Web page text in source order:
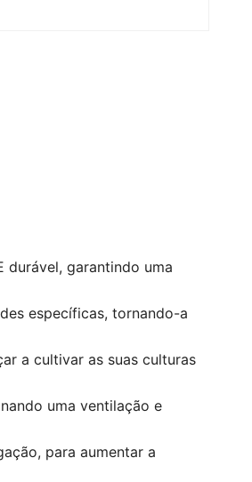
durável, garantindo uma
específicas, tornando-a
a cultivar as suas culturas
uma ventilação e
para aumentar a